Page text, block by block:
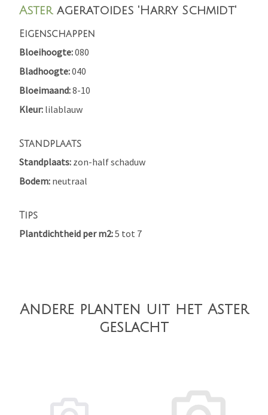
Asterageratoides 'Harry Schmidt'
Eigenschappen
Bloeihoogte 080
Bladhoogte 040
Bloeimaand 8-10
Kleur lilablauw
Standplaats
Standplaats zon-half schaduw
Bodem neutraal
Tips
Plantdichtheid per m2 5 tot 7
Andere planten uit het Aster
geslacht